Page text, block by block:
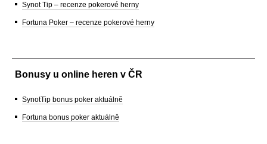
Synot Tip – recenze pokerové herny
Fortuna Poker – recenze pokerové herny
Bonusy u online heren v ČR
SynotTip bonus poker aktuálně
Fortuna bonus poker aktuálně